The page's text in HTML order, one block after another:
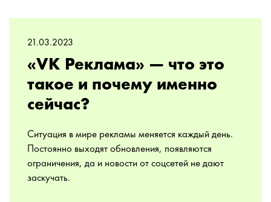
21.03.2023
«VK Реклама» — что это
такое и почему именно
сейчас?
Ситуация в мире рекламы меняется каждый день.
Постоянно выходят обновления, появляются
ограничения, да и новости от соцсетей не дают
заскучать.